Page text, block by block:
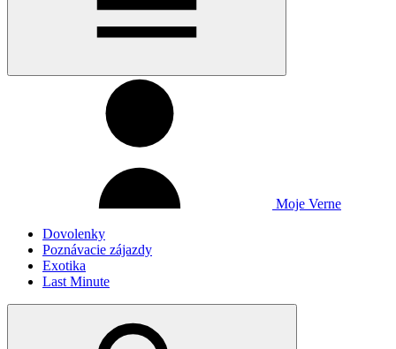
Moje Verne
Dovolenky
Poznávacie zájazdy
Exotika
Last Minute